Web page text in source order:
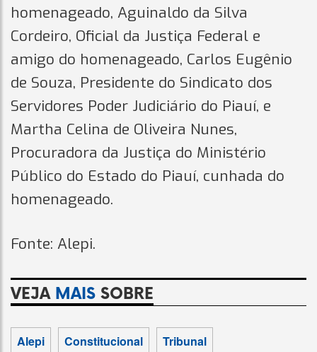
homenageado, Aguinaldo da Silva
Cordeiro, Oficial da Justiça Federal e
amigo do homenageado, Carlos Eugênio
de Souza, Presidente do Sindicato dos
Servidores Poder Judiciário do Piauí, e
Martha Celina de Oliveira Nunes,
Procuradora da Justiça do Ministério
Público do Estado do Piauí, cunhada do
homenageado.
Fonte: Alepi.
VEJA MAIS SOBRE
Alepi Constitucional Tribunal